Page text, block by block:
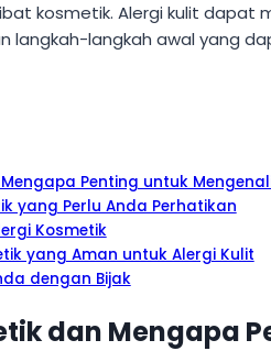
kosmetik. Alergi kulit
langkah-langkah awal yang
Penting untuk
yang Perlu Anda Perhatikan
Kosmetik
yang Aman untuk Alergi Kulit
dengan Bijak
dan Mengapa